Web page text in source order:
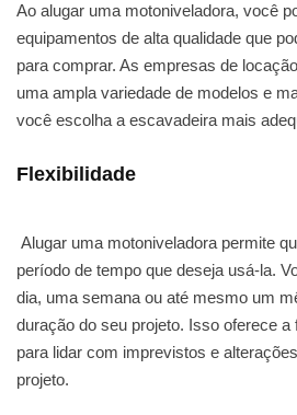
Ao alugar uma motoniveladora, você
equipamentos de alta qualidade que
para comprar. As empresas de
uma ampla variedade de modelos e
você escolha a escavadeira mais
Flexibilidade
Alugar uma motoniveladora permite
período de tempo que deseja usá-la.
dia, uma semana ou até mesmo um
duração do seu projeto. Isso oferece a
para lidar com imprevistos e
projeto.